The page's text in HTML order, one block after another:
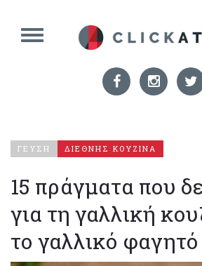
ΓΕΥΣΗ ΔΙΕΘΝΗΣ ΚΟΥΖΙΝΑ
15 πράγματα που
για τη γαλλική
το γαλλικό φαγητό